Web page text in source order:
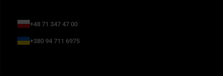
+48 71 347 47 00
+380 94 711 6975